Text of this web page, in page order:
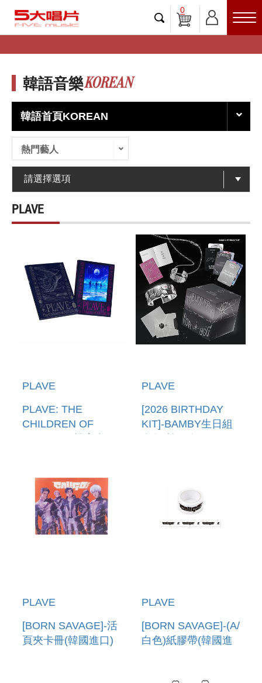
0
韓語音樂KOREAN
韓語首頁KOREAN
熱門藝人
PLAVE
PLAVE
PLAVE: THE
CHILDREN OF
PLAVE
[2026 BIRTHDAY
KIT]-BAMBY生日組
PLAVE
[BORN SAVAGE]-活
頁夾卡冊(韓國進口)
PLAVE
[BORN SAVAGE]-(A/
白色)紙膠帶(韓國進